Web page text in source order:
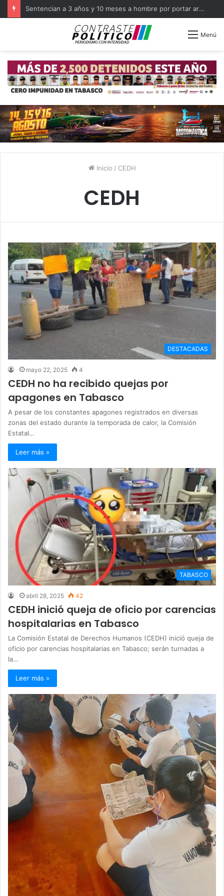
Sentencian a 3 años y 10 meses a hombre por portar arma en Balancán
Menú
Inicio / CEDH
CEDH
DESTACADAS
mayo 22, 2025 4
CEDH no ha recibido quejas por
apagones en Tabasco
A pesar de los constantes apagones registrados en diversas
zonas del estado durante la temporada de calor, la Comisión
Estatal…
Leer más »
TABASCO
abril 28, 2025 42
CEDH inició queja de oficio por carencias
hospitalarias en Tabasco
La Comisión Estatal de Derechos Humanos (CEDH) inició queja de
oficio por carencias hospitalarias en Tabasco; serán turnadas a
la…
Leer más »